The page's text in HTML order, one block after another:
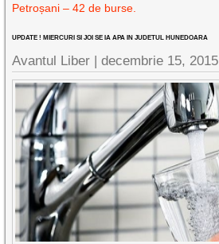
Petroșani – 42 de burse.
UPDATE ! MIERCURI SI JOI SE IA APA IN JUDETUL HUNEDOARA
Avantul Liber |decembrie 15, 2015